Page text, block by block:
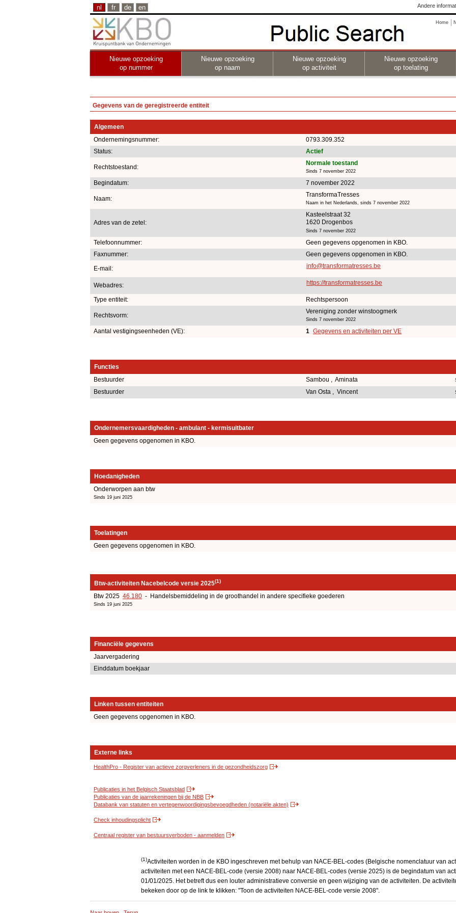
nl fr de en Andere
Home
Nieuwe opzoeking
op nummer
Nieuwe opzoeking
op naam
Nieuwe opzoeking
op activiteit
Nieuwe opzoeking
op toelating
Gegevens van de geregistreerde entiteit
Algemeen
Ondernemingsnummer:
0793.309.352
Status:
Actief
Rechtstoestand:
Normale toestand
Sinds 7 november 2022
Begindatum: 7 november 2022
Naam:
TransformaTresses
Naam in het Nederlands, sinds 7 november 2022
Adres van de zetel:
Kasteelstraat 32
1620 Drogenbos
Sinds 7 november 2022
Telefoonnummer:
Geen gegevens opgenomen in KBO.
Faxnummer:
Geen gegevens opgenomen in KBO.
E-mail:
info@transformatresses.be
Webadres: https://transformatresses.be
Type entiteit: Rechtspersoon
Rechtsvorm:
Vereniging zonder winstoogmerk
Sinds 7 november 2022
Aantal vestigingseenheden (VE): 1 Gegevens en activiteiten per VE
Functies
Bestuurder
Sambou , Aminata
Bestuurder Van Osta , Vincent
Ondernemersvaardigheden - ambulant - kermisuitbater
Geen gegevens opgenomen in KBO.
Hoedanigheden
Onderworpen aan btw
Sinds 19 juni 2025
Toelatingen
Geen gegevens opgenomen in KBO.
Btw-activiteiten Nacebelcode versie 2025(1)
Btw 2025 46.180 - Handelsbemiddeling in de groothandel in andere specifieke goederen
Sinds 19 juni 2025
Financiële gegevens
Jaarvergadering
Einddatum boekjaar
Linken tussen entiteiten
Geen gegevens opgenomen in KBO.
Externe links
HealthPro - Register van actieve zorgverleners in de gezondheidszorg
Publicaties in het Belgisch Staatsblad
Publicaties van de jaarrekeningen bij de NBB
Databank van statuten en vertegenwoordigingsbevoegdheden (notariële akten)
Check inhoudingsplicht
Centraal register van bestuursverboden - aanmelden
(1)Activiteiten worden in de KBO ingeschreven met behulp van NACE-BEL-codes (Belgische nomenclatuur van
activiteiten met een NACE-BEL-code (versie 2008) naar NACE-BEL-codes (versie 2025) is de begindatum van
01/01/2025. Het betreft dus een louter administratieve conversie en geen wijziging van de activiteiten. De
bekeken door op de link te klikken: "Toon de activiteiten NACE-BEL-code versie 2008".